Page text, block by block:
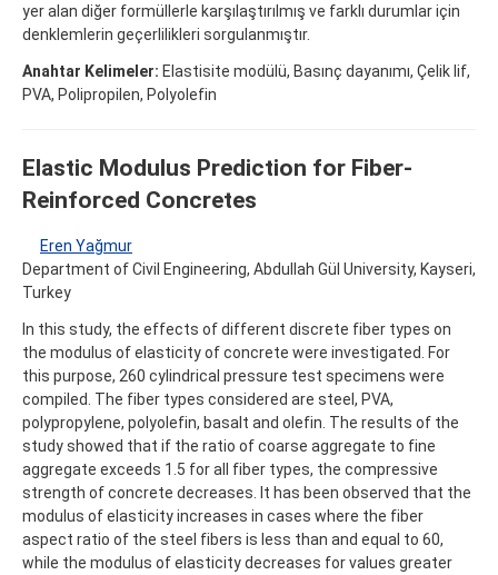
yer alan diğer formüllerle karşılaştırılmış ve farklı durumlar için
denklemlerin geçerlilikleri sorgulanmıştır.
Anahtar Kelimeler: Elastisite modülü, Basınç dayanımı, Çelik lif,
PVA, Polipropilen, Polyolefin
Elastic Modulus Prediction for Fiber-
Reinforced Concretes
Eren Yağmur
Department of Civil Engineering, Abdullah Gül University, Kayseri,
Turkey
In this study, the effects of different discrete fiber types on
the modulus of elasticity of concrete were investigated. For
this purpose, 260 cylindrical pressure test specimens were
compiled. The fiber types considered are steel, PVA,
polypropylene, polyolefin, basalt and olefin. The results of the
study showed that if the ratio of coarse aggregate to fine
aggregate exceeds 1.5 for all fiber types, the compressive
strength of concrete decreases. It has been observed that the
modulus of elasticity increases in cases where the fiber
aspect ratio of the steel fibers is less than and equal to 60,
while the modulus of elasticity decreases for values greater